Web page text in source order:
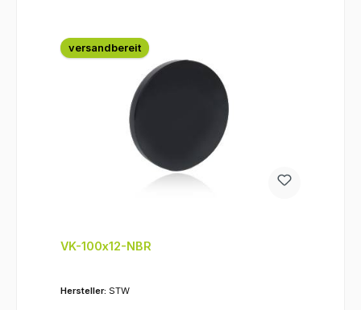
versandbereit
VK-100x12-NBR
Hersteller: STW